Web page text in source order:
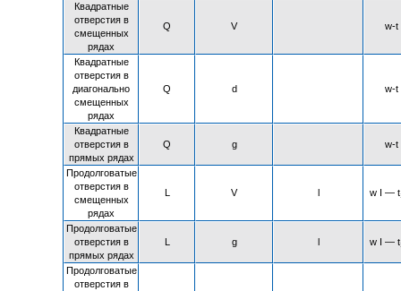
Квадратные
отверстия в
смещенных
рядах
Q V w-t
Квадратные
отверстия в
диагонально
смещенных
рядах
Q d w-t
Квадратные
отверстия в
прямых рядах
Q g w-t
Продолговатые
отверстия в
смещенных
рядах
L V l w I — t
Продолговатые
отверстия в
прямых рядах
L g l w I — t
Продолговатые
отверстия в